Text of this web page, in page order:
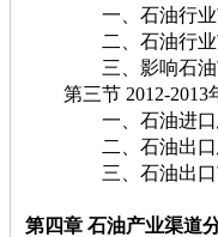
一、石油行业市
二、石油行业市
三、影响石油市
第三节 2012-2013
一、石油进口
二、石油出口
三、石油出口市
第四章 石油产业渠道